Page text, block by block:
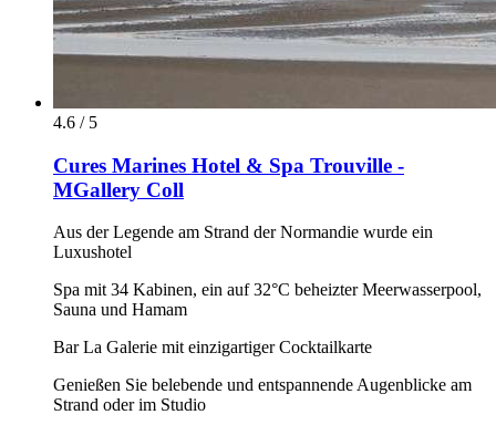
4.6 / 5
Cures Marines Hotel & Spa Trouville -
MGallery Coll
Aus der Legende am Strand der Normandie wurde ein
Luxushotel
Spa mit 34 Kabinen, ein auf 32°C beheizter Meerwasserpool,
Sauna und Hamam
Bar La Galerie mit einzigartiger Cocktailkarte
Genießen Sie belebende und entspannende Augenblicke am
Strand oder im Studio